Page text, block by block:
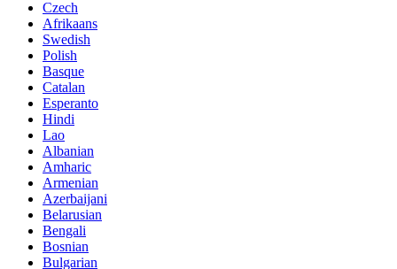
Czech
Afrikaans
Swedish
Polish
Basque
Catalan
Esperanto
Hindi
Lao
Albanian
Amharic
Armenian
Azerbaijani
Belarusian
Bengali
Bosnian
Bulgarian